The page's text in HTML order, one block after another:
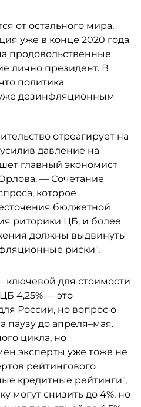
от остального мира,
уже в конце 2020 года
продовольственные
лично президент. В
политика
уже дезинфляционным
отреагирует на
давление на
главный экономист
— Сочетание
которое
бюджетной
риторики ЦБ, и более
должны выдвинуть
риски".
для стоимости
4,25% — это
России, но вопрос о
паузу до апреля–мая.
цикла, но
эксперты уже тоже не
рейтингового
кредитные рейтинги",
могут снизить до 4%, но